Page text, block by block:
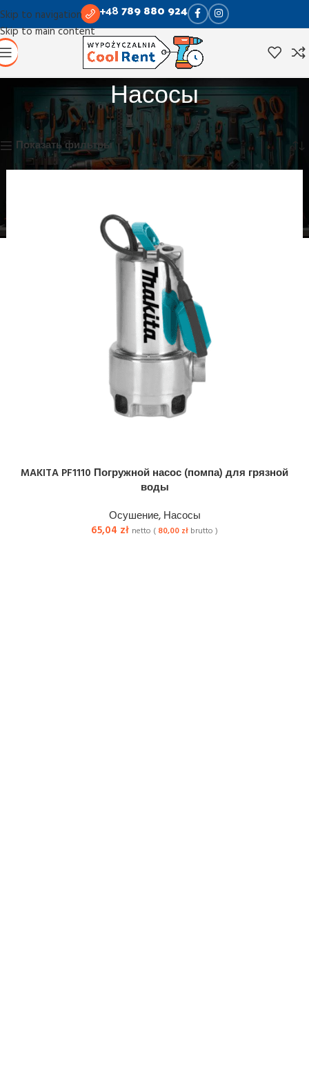
Skip to navigation
Skip to main content
+48789 880 924
Насосы
Главная Осушение Насосы Отображение единственного товара
Показать фильтры
MAKITA PF1110 Погружной насос (помпа) для грязной
воды
Осушение, Насосы
65,04 zł netto ( 80,00 zł brutto )